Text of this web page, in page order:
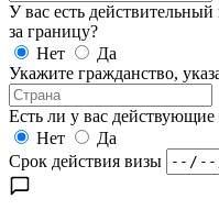
У вас есть
за границу?
Нет
Да
Укажите гражданство,
Есть ли у вас действующие
Нет
Да
Срок действия визы